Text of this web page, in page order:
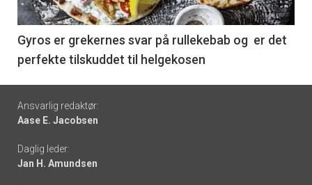
-
6
Gyros er grekernes svar på rullekebab og er det
perfekte tilskuddet til helgekosen
Footer
-
links
Ansvarlig redaktør:
Aase E. Jacobsen
Daglig leder:
Jan H. Amundsen